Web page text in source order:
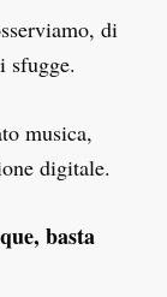
di
sfugge.
musica,
digitale.
basta